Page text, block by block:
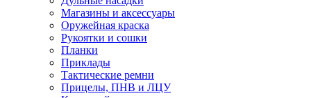
Магазины и аксессуары
Оружейная краска
Рукоятки и сошки
Планки
Приклады
Тактические ремни
Прицелы, ПНВ и ЛЦУ